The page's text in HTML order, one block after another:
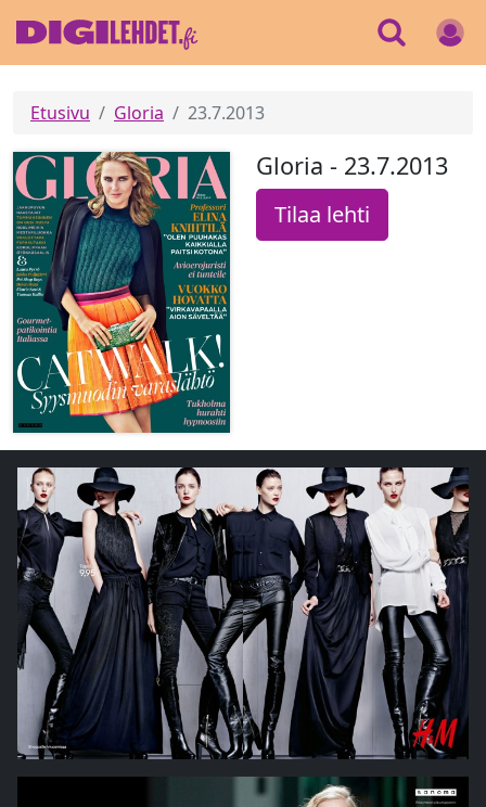
Etusivu Gloria 23.7.2013
Gloria - 23.7.2013
Tilaa lehti